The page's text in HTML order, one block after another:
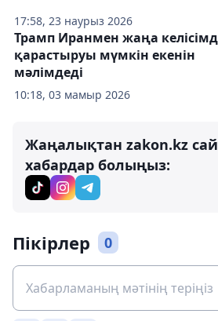
17:58, 23 наурыз 2026
10:18, 03 мамыр 2026
Трамп Иранмен жаңа
қарастыруы мүмкін екенін
мәлімдеді
Жаңалықтан zakon.kz
хабардар болыңыз:
Пікірлер 0